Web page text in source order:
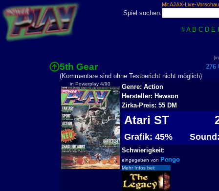
Mit AJAX-Live-
Spiel suchen:
# A B C D E
5th Gear
276
(Kommentare sind ohne Testbericht nicht möglich)
in Powerplay 4/90
Genre: Action
Hersteller: Hewson
Zirka-Preis: 55 DM
Atari ST
Grafik: 45%
Schwierigkeit:
eingegeben von Pengo
Mehr Infos bei: